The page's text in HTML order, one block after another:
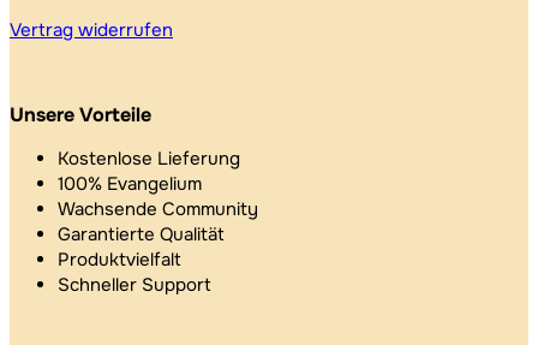
Vertrag widerrufen
Unsere Vorteile
Kostenlose Lieferung
100% Evangelium
Wachsende Community
Garantierte Qualität
Produktvielfalt
Schneller Support